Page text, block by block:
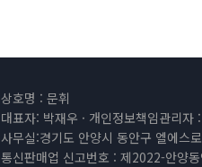
상호명 : 문휘
대표자: 박재우 · 개인정보책임관리
사무실:경기도 안양시 동안구 엘에스
통신판매업 신고번호 : 제2022-안양